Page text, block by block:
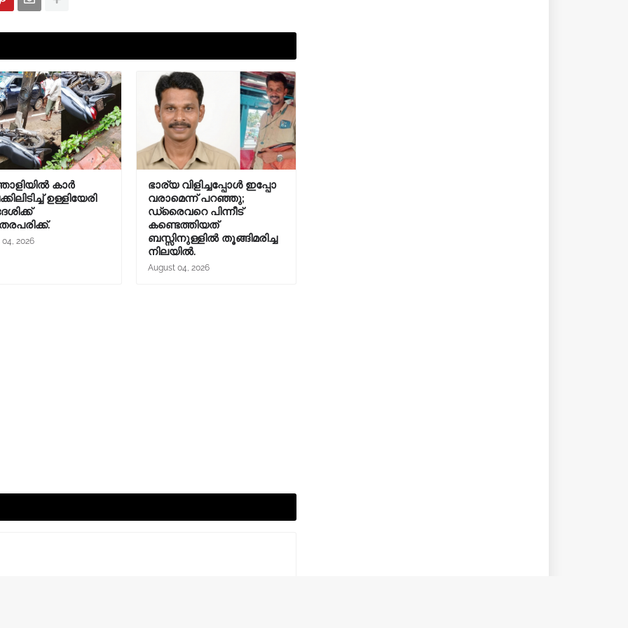
കാർ
ഉള്ളിയേരി
2026
ഭാര്യ വിളിച്ചപ്പോള്‍ ഇപ്പോ
വരാമെന്ന് പറഞ്ഞു;
ഡ്രൈവറെ പിന്നീട്
കണ്ടെത്തിയത്
ബസ്സിനുള്ളില്‍ തൂങ്ങിമരിച്ച
നിലയിൽ.
August 04, 2026